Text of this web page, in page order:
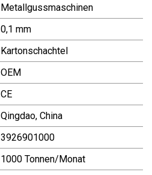
Metallgussmaschinen
0,1 mm
Kartonschachtel
OEM
CE
Qingdao, China
3926901000
1000 Tonnen/Monat